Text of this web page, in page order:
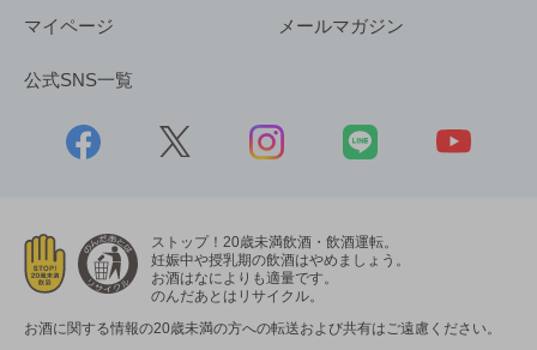
マイページ メールマガジン
公式SNS一覧
ストップ！20歳未満飲酒・飲酒運転。
妊娠中や授乳期の飲酒はやめましょう。
お酒はなによりも適量です。
のんだあとはリサイクル。
お酒に関する情報の20歳未満の方への転送および共有はご遠慮ください。